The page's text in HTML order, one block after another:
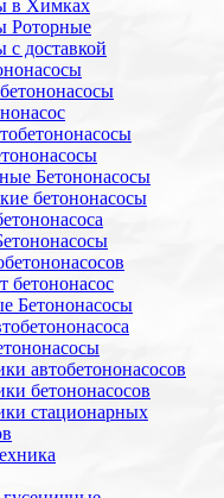
в Химках
Роторные
с доставкой
Бетононасосы
бетононасосы
бетононасос
Бетононасосы
автобетононасосов
бетононасосов
стационарных